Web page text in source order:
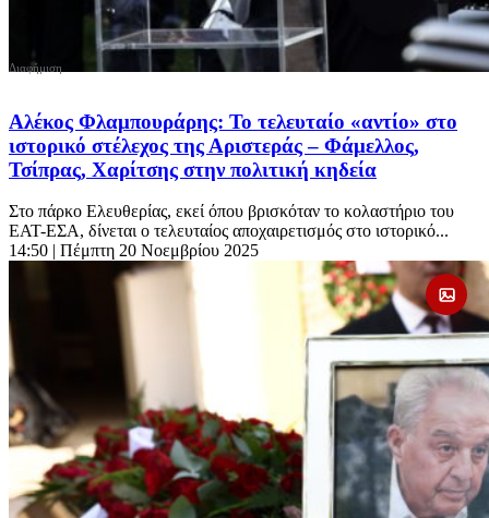
Αλέκος Φλαμπουράρης: Το τελευταίο «αντίο» στο
ιστορικό στέλεχος της Αριστεράς – Φάμελλος,
Τσίπρας, Χαρίτσης στην πολιτική κηδεία
Στο πάρκο Ελευθερίας, εκεί όπου βρισκόταν το κολαστήριο του
ΕΑΤ-ΕΣΑ, δίνεται ο τελευταίος αποχαιρετισμός στο ιστορικό...
14:50 | Πέμπτη 20 Νοεμβρίου 2025